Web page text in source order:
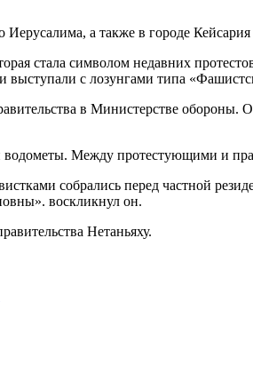
а также в городе Кейсария
стала символом недавних
с лозунгами типа
в Министерстве
Между протестующими и
собрались перед частной
воскликнул он.
Нетаньяху.